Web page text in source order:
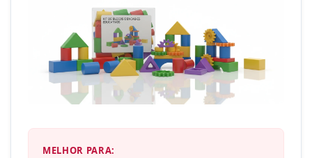
MELHOR PARA: